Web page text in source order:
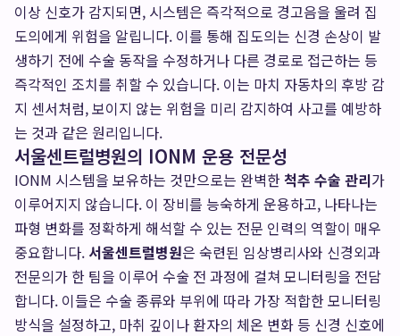
이상 신호가 감지되면, 시스템은 즉각적으로 경고음을 울려 집
도의에게 위험을 알립니다. 이를 통해 집도의는 신경 손상이 발
생하기 전에 수술 동작을 수정하거나 다른 경로로 접근하는 등
즉각적인 조치를 취할 수 있습니다. 이는 마치 자동차의 후방 감
지 센서처럼, 보이지 않는 위험을 미리 감지하여 사고를 예방하
는 것과 같은 원리입니다.
서울센트럴병원의 IONM 운용 전문성
IONM 시스템을 보유하는 것만으로는 완벽한척추 수술 관리가
이루어지지 않습니다. 이 장비를 능숙하게 운용하고, 나타나는
파형 변화를 정확하게 해석할 수 있는 전문 인력의 역할이 매우
중요합니다. 서울센트럴병원은 숙련된 임상병리사와 신경외과
전문의가 한 팀을 이루어 수술 전 과정에 걸쳐 모니터링을 전담
합니다. 이들은 수술 종류와 부위에 따라 가장 적합한 모니터링
방식을 설정하고, 마취 깊이나 환자의 체온 변화 등 신경 신호에